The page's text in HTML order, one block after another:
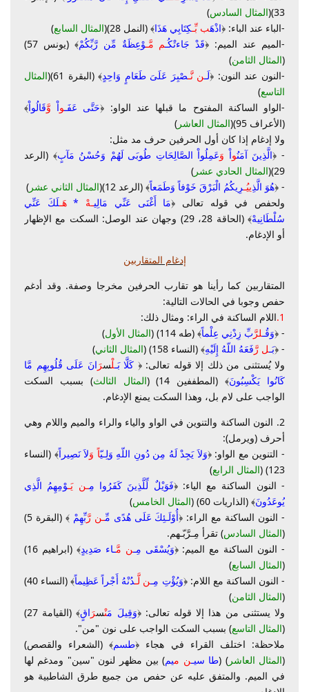
33)( المثال السادس)
-الباء عند الباء: ﴿اذْهَب بِّـكِتَابِي هَذَا﴾ (النمل 28)( المثال السابع)
-الميم عند الميم: ﴿قَدْ جَاءتْكُـم مَّـوْعِظَةٌ مِّن رَّبِّكُمْ
﴾ (يونس 57)
(المثال الثامن)
-النون عند النون: ﴿لَـن نَّـصْبِرَ عَلَىَ طَعَامٍ وَاحِدٍ﴾ (البقرة 61)(
المثال
التاسع)
-الواو الساكنة المفتوح ما قبلها عند الواو: ﴿حَتَّى عَفَـواْ وَّقَالُواْ﴾
(الأعراف 95)(
المثال العاشر )
ولا إدغام إذا كان أول الحرفين حرف مد مثل:
- ﴿الَّذِينَ آمَنُواْ وَعَمِلُواْ الصَّالِحَاتِ طُوبَى لَهُمْ وَحُسْنُ مَآبٍ﴾ (الرعد
29)( المثال الحادي عشر )
- ﴿هُوَ الَّذِييُـرِيكُمُ الْبَرْقَ خَوْفاً وَطَمَعاً﴾ (الرعد 12)( المثال الثاني عشر )
ولحفص في قوله تعالى ﴿مَا أَغْنَى عَنِّي مَالِيـهْ *هَـلَكَ عَنِّي
سُلْطَانِيهْ
﴾ (الحاقة 28، 29) وجهان عند الوصل: السكت مع الإظهار
أو الإدغام.
إدغام المتقاربين
المتقاربين كما رأينا هو تقارب الحرفين مخرجا وصفة. وقد أدغم
حفص وجوبا في الحالات التالية:
1. اللام الساكنة في الراء: ومثال ذلك:
- ﴿وَقُـلرَّبِّ زِدْنِي عِلْماً﴾ (طه 114) ( المثال الأول)
- ﴿بَـل رَّفَعَهُ اللّهُ إِلَيْهِ﴾ (النساء 158) ( المثال الثاني)
ولا يُستثنى من ذلك إلا قوله تعالى: ﴿ كَلَّا بَـلْسرَانَ عَلَى قُلُوبِهِم مَّا
كَانُوا يَكْسِبُونَ﴾ (المطففين 14) ( المثال الثالث) بسبب السكت
الواجب على لام بل، وهذا السكت يمنع الإدغام.
2. النون الساكنة والتنوين في الواو والياء والراء والميم واللام وهي
أحرف (ويرمل):
- التنوين مع الواو: ﴿وَلاَ يَجِدْ لَهُ مِن دُونِ اللّهِ وَلِـيّاً وَلاَ نَصِيراً﴾ (النساء
123) (
المثال الرابع)
- النون الساكنة مع الياء: ﴿فَوَيْلٌ لِّلَّذِينَ كَفَرُوا مِـن يَـوْمِهِمُ الَّذِي
يُوعَدُونَ﴾ (الذاريات 60) ( المثال الخامس)
- النون الساكنة مع الراء: ﴿أُوْلَـئِكَ عَلَى هُدًى مِّـن رَّبِّهِمْ
﴾ (البقرة 5)
(المثال السادس) تقرأ مِـرَّبّـهم.
- النون الساكنة مع الميم: ﴿وَيُسْقَى مِـن مَّـاء صَدِيدٍ
﴾ (ابراهيم 16)
(المثال السابع)
- النون الساكنة مع اللام: ﴿وَيُؤْتِ مِـن لَّـدُنْهُ أَجْراً عَظِيماً
﴾ (النساء 40)
(المثال الثامن)
ولا يستثنى من هذا إلا قوله تعالى: ﴿وَقِيلَ مَنْسرَاقٍ
﴾ (القيامة 27)
(المثال التاسع) بسبب السكت الواجب على نون "من".
ملاحظة: اختلف القراء في هجاء ﴿طسم﴾ (الشعراء والقصص)
(المثال العاشر) (طا سيـن ميم) بين مظهر لنون "سين" ومدغم لها
في الميم. والمتفق عليه عن حفص من جميع طرق الشاطبية هو